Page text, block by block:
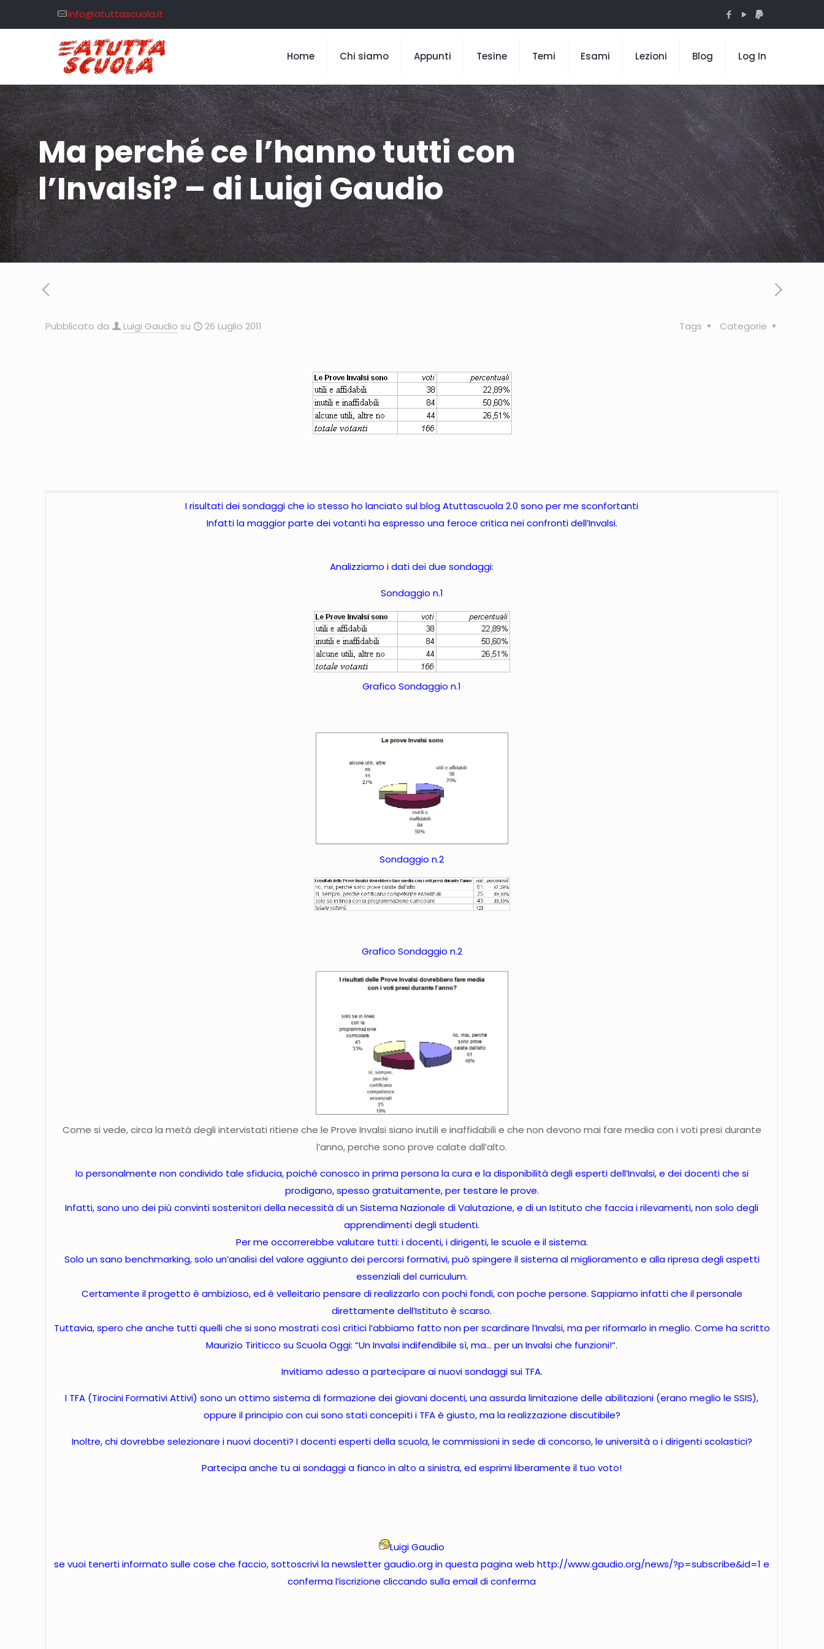
info@atuttascuola.it
Home Chi siamo Appunti Tesine Temi Esami Lezioni Blog Log In
Ma perché ce l’hanno tutti con
l’Invalsi? – di Luigi Gaudio
Pubblicato da Luigi Gaudio su 26 Luglio 2011 Categorie
Tags
I risultati dei sondaggi che io stesso ho lanciato sul blog Atuttascuola 2.0 sono per me sconfortanti
Infatti la maggior parte dei votanti ha espresso una feroce critica nei confronti dell’Invalsi.
Analizziamo i dati dei due sondaggi:
Sondaggio n.1
Grafico Sondaggio n.1
Sondaggio n.2
Grafico Sondaggio n.2
Come si vede, circa la metà degli intervistati ritiene che le Prove Invalsi siano inutili e inaffidabili e che non devono mai fare media con i voti presi durante
l’anno, perche sono prove calate dall’alto.
Io personalmente non condivido tale sfiducia, poiché conosco in prima persona la cura e la disponibilità degli esperti dell’Invalsi, e dei docenti che si
prodigano, spesso gratuitamente, per testare le prove.
Infatti, sono uno dei più convinti sostenitori della necessità di un Sistema Nazionale di Valutazione, e di un Istituto che faccia i rilevamenti, non solo degli
apprendimenti degli studenti.
Per me occorrerebbe valutare tutti: i docenti, i dirigenti, le scuole e il sistema.
Solo un sano benchmarking, solo un’analisi del valore aggiunto dei percorsi formativi, può spingere il sistema al miglioramento e alla ripresa degli aspetti
essenziali del curriculum.
Certamente il progetto è ambizioso, ed è velleitario pensare di realizzarlo con pochi fondi, con poche persone. Sappiamo infatti che il personale
direttamente dell’Istituto è scarso.
Tuttavia, spero che anche tutti quelli che si sono mostrati così critici l’abbiamo fatto non per scardinare l’Invalsi, ma per riformarlo in meglio. Come ha scritto
Maurizio Tiriticco su Scuola Oggi: “Un Invalsi indifendibile sì, ma… per un Invalsi che funzioni!“.
Invitiamo adesso a partecipare ai nuovi sondaggi sui TFA.
I TFA (Tirocini Formativi Attivi) sono un ottimo sistema di formazione dei giovani docenti, una assurda limitazione delle abilitazioni (erano meglio le SSIS),
oppure il principio con cui sono stati concepiti i TFA è giusto, ma la realizzazione discutibile?
Inoltre, chi dovrebbe selezionare i nuovi docenti? I docenti esperti della scuola, le commissioni in sede di concorso, le università o i dirigenti scolastici?
Partecipa anche tu ai sondaggi a fianco in alto a sinistra, ed esprimi liberamente il tuo voto!
Luigi Gaudio
se vuoi tenerti informato sulle cose che faccio, sottoscrivi la newsletter gaudio.org in questa pagina webhttp://www.gaudio.org/news/?p=subscribe&id=1 e
conferma l’iscrizione cliccando sulla email di conferma